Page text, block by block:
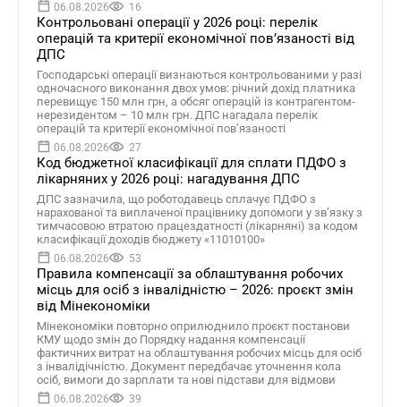
06.08.2026 16
Контрольовані операції у 2026 році: перелік
операцій та критерії економічної пов’язаності від
ДПС
Господарські операції визнаються контрольованими у разі
одночасного виконання двох умов: річний дохід платника
перевищує 150 млн грн, а обсяг операцій із контрагентом-
нерезидентом – 10 млн грн. ДПС нагадала перелік
операцій та критерії економічної пов’язаності
06.08.2026 27
Код бюджетної класифікації для сплати ПДФО з
лікарняних у 2026 році: нагадування ДПС
ДПС зазначила, що роботодавець сплачує ПДФО з
нарахованої та виплаченої працівнику допомоги у зв’язку з
тимчасовою втратою працездатності (лікарняні) за кодом
класифікації доходів бюджету «11010100»
06.08.2026 53
Правила компенсації за облаштування робочих
місць для осіб з інвалідністю – 2026: проєкт змін
від Мінекономіки
Мінекономіки повторно оприлюднило проєкт постанови
КМУ щодо змін до Порядку надання компенсації
фактичних витрат на облаштування робочих місць для осіб
з інвалідічністю. Документ передбачає уточнення кола
осіб, вимоги до зарплати та нові підстави для відмови
06.08.2026 39